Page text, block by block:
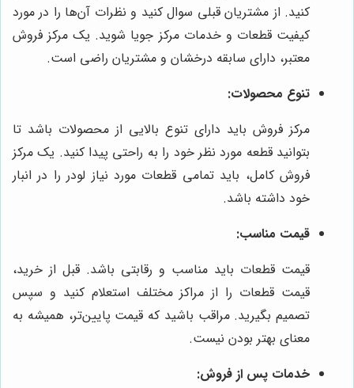
کنید. از مشتریان قبلی سوال کنید و نظرات آن‌ها را در مورد
کیفیت قطعات و خدمات مرکز جویا شوید. یک مرکز فروش
معتبر، دارای سابقه درخشان و مشتریان راضی است.
تنوع محصولات:
مرکز فروش باید دارای تنوع بالایی از محصولات باشد تا
بتوانید قطعه مورد نظر خود را به راحتی پیدا کنید. یک مرکز
فروش کامل، باید تمامی قطعات مورد نیاز لودر را در انبار
خود داشته باشد.
قیمت مناسب:
قیمت قطعات باید مناسب و رقابتی باشد. قبل از خرید،
قیمت قطعات را از مراکز مختلف استعلام کنید و سپس
تصمیم بگیرید. مراقب باشید که قیمت پایین‌تر، همیشه به
معنای بهتر بودن نیست.
خدمات پس از فروش: